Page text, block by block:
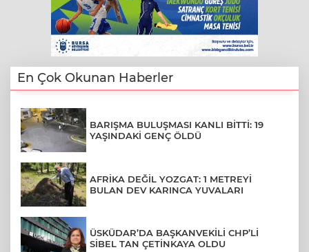
En Çok Okunan Haberler
BARIŞMA BULUŞMASI KANLI BİTTİ: 19
YAŞINDAKİ GENÇ ÖLDÜ
AFRİKA DEĞİL YOZGAT: 1 METREYİ
BULAN DEV KARINCA YUVALARI
ÜSKÜDAR’DA BAŞKANVEKİLİ CHP’Lİ
SİBEL TAN ÇETİNKAYA OLDU